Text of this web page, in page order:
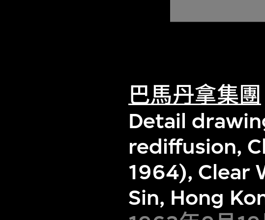
巴馬丹拿集團
Detail
rediffusion,
1964), Clear
Sin, Hong